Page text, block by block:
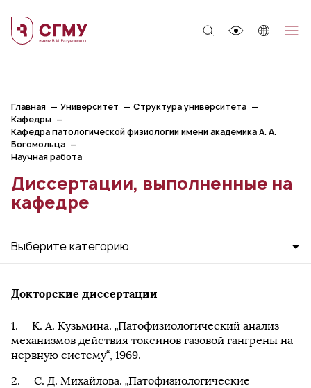
Главная Университет
Структура университета
Кафедры
Кафедра патологической физиологии имени академика А. А.
Богомольца
Научная работа
Диссертации, выполненные на
кафедре
Выберите категорию
Докторские диссертации
К. А. Кузьмина. „Патофизиологический анализ
механизмов действия токсинов газовой гангрены на
нервную систему“, 1969.
С. Д. Михайлова. „Патофизиологические